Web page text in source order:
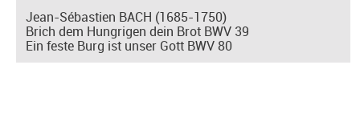
Jean-Sébastien BACH (1685-1750)
Brich dem Hungrigen dein Brot BWV 39
Ein feste Burg ist unser Gott BWV 80